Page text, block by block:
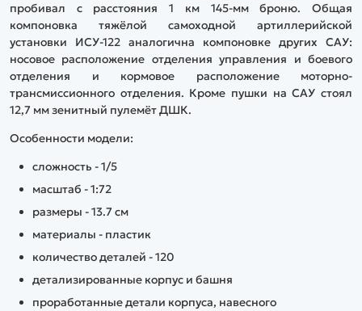
пробивал с расстояния 1 км 145-мм броню. Общая
компоновка тяжёлой самоходной артиллерийской
установки ИСУ-122 аналогична компоновке других САУ:
носовое расположение отделения управления и боевого
отделения и кормовое расположение моторно-
трансмиссионного отделения. Кроме пушки на САУ стоял
12,7 мм зенитный пулемёт ДШК.
Особенности модели:
сложность - 1/5
масштаб - 1:72
размеры - 13.7 см
материалы - пластик
количество деталей - 120
детализированные корпус и башня
проработанные детали корпуса, навесного